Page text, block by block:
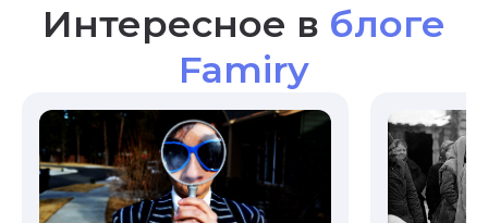
Интересное в блоге
Famiry